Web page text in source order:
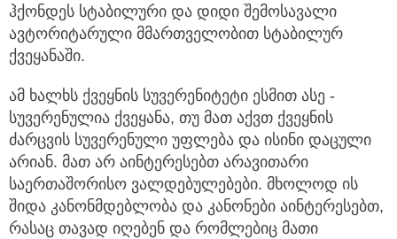
ჰქონდეს სტაბილური და დიდი შემოსავალი
ავტორიტარული მმართველობით სტაბილურ
ქვეყანაში.
ამ ხალხს ქვეყნის სუვერენიტეტი ესმით ასე -
სუვერენულია ქვეყანა, თუ მათ აქვთ ქვეყნის
ძარცვის სუვერენული უფლება და ისინი დაცული
არიან. მათ არ აინტერესებთ არავითარი
საერთაშორისო ვალდებულებები. მხოლოდ ის
შიდა კანონმდებლობა და კანონები აინტერესებთ,
რასაც თავად იღებენ და რომლებიც მათი